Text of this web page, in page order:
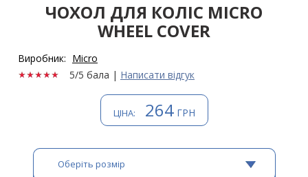
ЧОХОЛ ДЛЯ КОЛІС MICRO
WHEEL COVER
Виробник: Micro
5/5 бала | Написати відгук
ЦІНА: 264 ГРН
Оберіть розмір